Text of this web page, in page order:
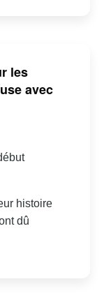
les
avec
histoire
dû